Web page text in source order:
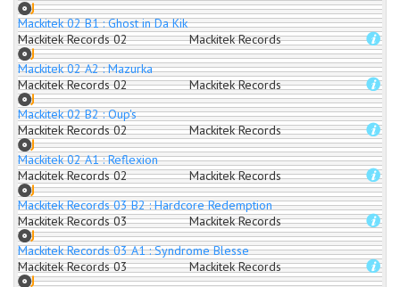
Mackitek 02 B1 : Ghost in Da Kik
Mackitek Records 02
Mackitek Records
Mackitek 02 A2 : Mazurka
Mackitek Records 02
Mackitek Records
Mackitek 02 B2 : Oup's
Mackitek Records 02
Mackitek Records
Mackitek 02 A1 : Reflexion
Mackitek Records 02
Mackitek Records
Mackitek Records 03 B2 : Hardcore Redemption
Mackitek Records 03
Mackitek Records
Mackitek Records 03 A1 : Syndrome Blesse
Mackitek Records 03
Mackitek Records